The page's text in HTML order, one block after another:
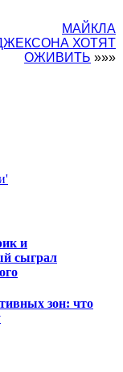
МАЙКЛА
ХОТЯТ
ОЖИВИТЬ »»»
и
сыграл
зон: что